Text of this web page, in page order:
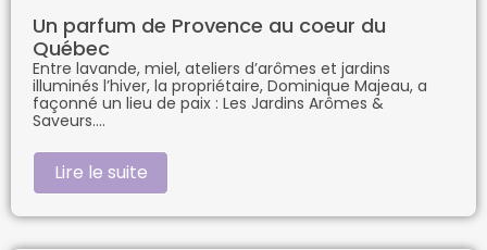
Un parfum de Provence au coeur du
Québec
Entre lavande, miel, ateliers d’arômes et jardins
illuminés l’hiver, la propriétaire, Dominique Majeau, a
façonné un lieu de paix : Les Jardins Arômes &
Saveurs.
Lire le suite